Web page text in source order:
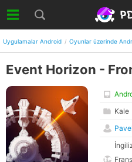
Uygulamalar Android Oyunlar üzerinde
Event Horizon -
Kale